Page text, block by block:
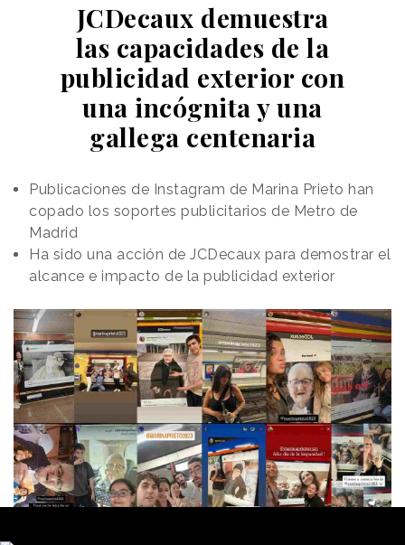
JCDecaux demuestra
las capacidades de la
publicidad exterior con
una incógnita y una
gallega centenaria
Publicaciones de Instagram de Marina Prieto han
copado los soportes publicitarios de Metro de
Madrid
Ha sido una acción de JCDecaux para demostrar el
alcance e impacto de la publicidad exterior